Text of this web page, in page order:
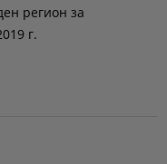
регион за
г.